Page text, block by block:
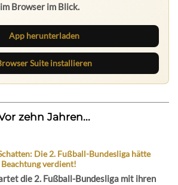
Browser im Blick.
App herunterladen
Suite installieren
zehn Jahren...
Die 2. Fußball-Bundesliga hätte
verdient!
die 2. Fußball-Bundesliga mit ihren